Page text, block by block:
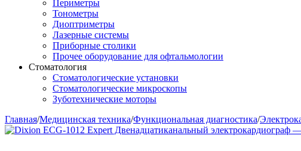
Периметры
Тонометры
Диоптриметры
Лазерные системы
Приборные столики
Прочее оборудование для офтальмологии
Стоматология
Стоматологические установки
Стоматологические микроскопы
Зуботехнические моторы
Главная/Медицинская техника/Функциональная диагностика/